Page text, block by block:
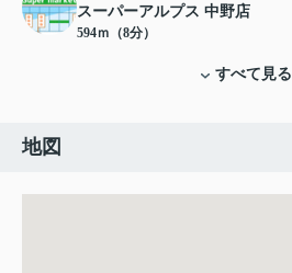
スーパーアルプス 中野店
594ｍ（8分）
すべて見る
地図